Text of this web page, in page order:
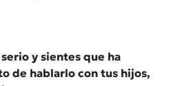
y sientes que ha
de hablarlo con tus hijos,